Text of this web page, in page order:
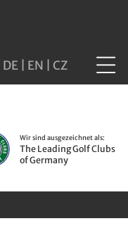
DE EN CZ
Wir sind ausgezeichnet als:
The Leading Golf Clubs
of Germany